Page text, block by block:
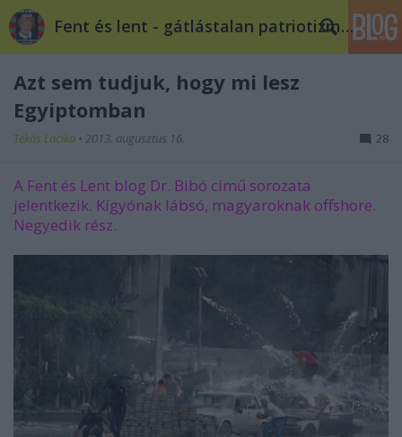
Fent és lent - gátlástalan patriotizmus
Azt sem tudjuk, hogy mi lesz
Egyiptomban
Tékás Lacika • 2013. augusztus 16. 28
A Fent és Lent blog Dr. Bibó című sorozata
jelentkezik. Kígyónak lábsó, magyaroknak offshore.
Negyedik rész.